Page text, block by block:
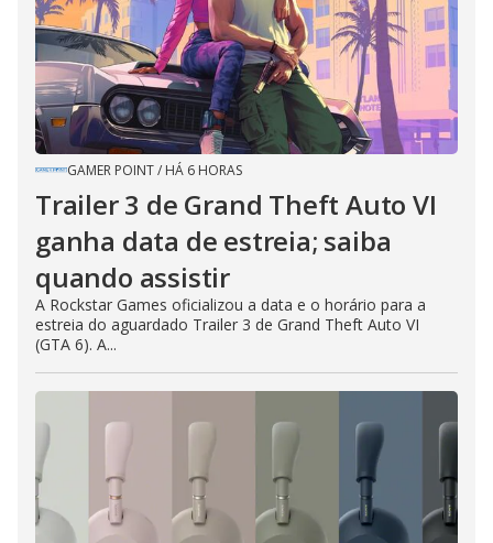
GAMER POINT/ HÁ 6 HORAS
Trailer 3 de Grand Theft Auto VI
ganha data de estreia; saiba
quando assistir
A Rockstar Games oficializou a data e o horário para a
estreia do aguardado Trailer 3 de Grand Theft Auto VI
(GTA 6). A...